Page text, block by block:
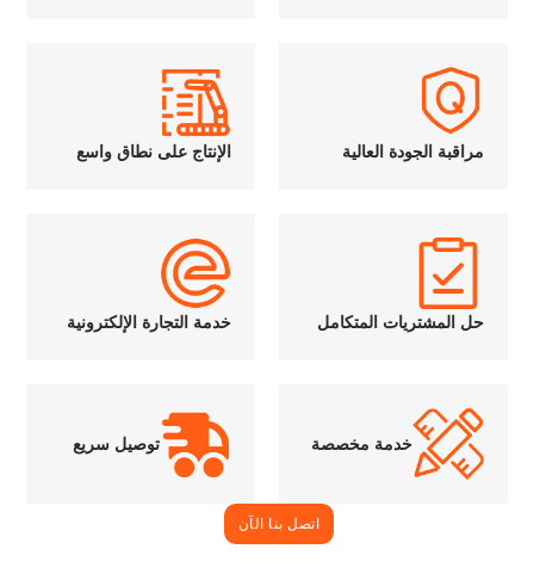
مراقبة الجودة العالية الإنتاج على نطاق واسع
حل المشتريات المتكامل خدمة التجارة الإلكترونية
خدمة مخصصة توصيل سريع
اتصل بنا الآن